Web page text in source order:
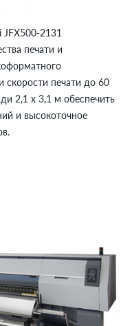
2131
печати и
скорости печати до 60
2,1 х 3,1 м обеспечить
и высокоточное